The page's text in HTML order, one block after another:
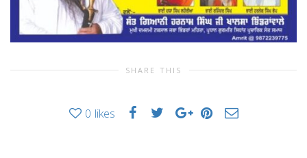
SHARE THIS
0 likes